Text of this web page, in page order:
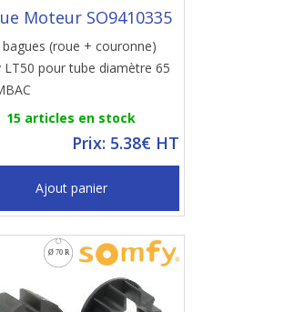
Moteur SO9410335
bagues (roue + couronne)
LT50 pour tube diamètre 65
15 articles en stock
Prix: 5.38€ HT
Ajout panier